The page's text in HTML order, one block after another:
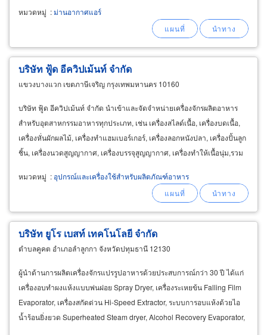
pvc strip curtain ขายส่งม่านริ้วพีวีซี carloflex
grade เหมาะสำหรับโรงงาน
หมวดหมู่ :ม่านอากาศแอร์
บริษัท ฟู้ด อีควิปเม้นท์ จำกัด
แขวงบางแวก เขตภาษีเจริญ กรุงเทพมหานคร 10160
บริษัท ฟู้ด อีควิปเม้นท์ จำกัด นำเข้าและจัดจำหน่ายเครื่องจักรผลิตอาหาร
สำหรับอุตสาหกรรมอาหารทุกประเภท, เช่น เครื่องสไลด์เนื้อ, เครื่องบดเนื้อ,
เครื่องหั่นผักผลไม้, เครื่องทำแฮมเบอร์เกอร์, เครื่องลอกหนังปลา, เครื่องปั้นลูก
ชิ้น, เครื่องนวดสูญญากาศ, เครื่องบรรจุสูญญากาศ, เครื่องทำให้เนื้อนุ่ม,รวม
หมวดหมู่ : อุปกรณ์และเครื่องใช้สำหรับผลิตภัณฑ์อาหาร
บริษัท ยูโร เบสท์ เทคโนโลยี จํากัด
ตำบลคูคต อำเภอลำลูกกา จังหวัดปทุมธานี 12130
ผู้นำด้านการผลิตเครื่องจักรแปรรูปอาหารด้วยประสบการณ์กว่า 30 ปี ได้แก่
เครื่องอบทำผงแห้งแบบพ่นฝอย Spray Dryer, เครื่องระเหยข้น Falling Film
Evaporator, เครื่องสกัดด่วน Hi-Speed Extractor, ระบบการอบแห้งด้วยไอ
น้ำร้อนยิ่งยวด Superheated Steam dryer, Alcohol Recovery Evaporator,